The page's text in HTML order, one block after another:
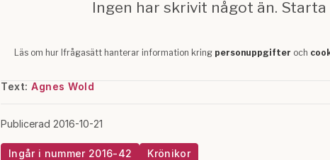
Text: Agnes Wold
Publicerad 2016-10-21
Ingår i nummer 2016-42 Krönikor